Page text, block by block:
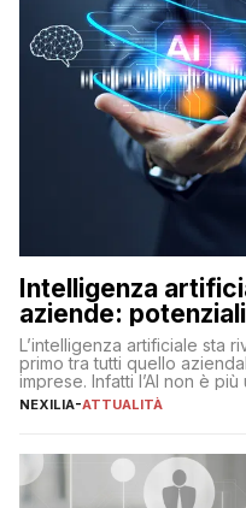
Intelligenza
aziende:
L’intelligenza artificiale sta
primo tra tutti quello
imprese. Infatti l’AI non è
realtà operativa che sta
operazioni, bensì
NEXILIA-ATTUALITÀ